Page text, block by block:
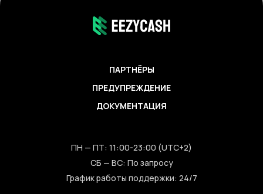
ПАРТНЁРЫ
ПРЕДУПРЕЖДЕНИЕ
ДОКУМЕНТАЦИЯ
ПН — ПТ: 11:00-23:00 (UTC+2)
СБ — ВС: По запросу
График работы поддержки: 24/7